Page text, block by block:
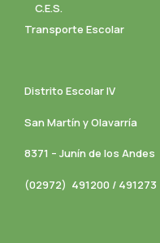
C.E.S.
Transporte Escolar
Distrito Escolar IV
San Martín y Olavarría
8371 – Junín de los Andes
(02972) 491200 / 491273